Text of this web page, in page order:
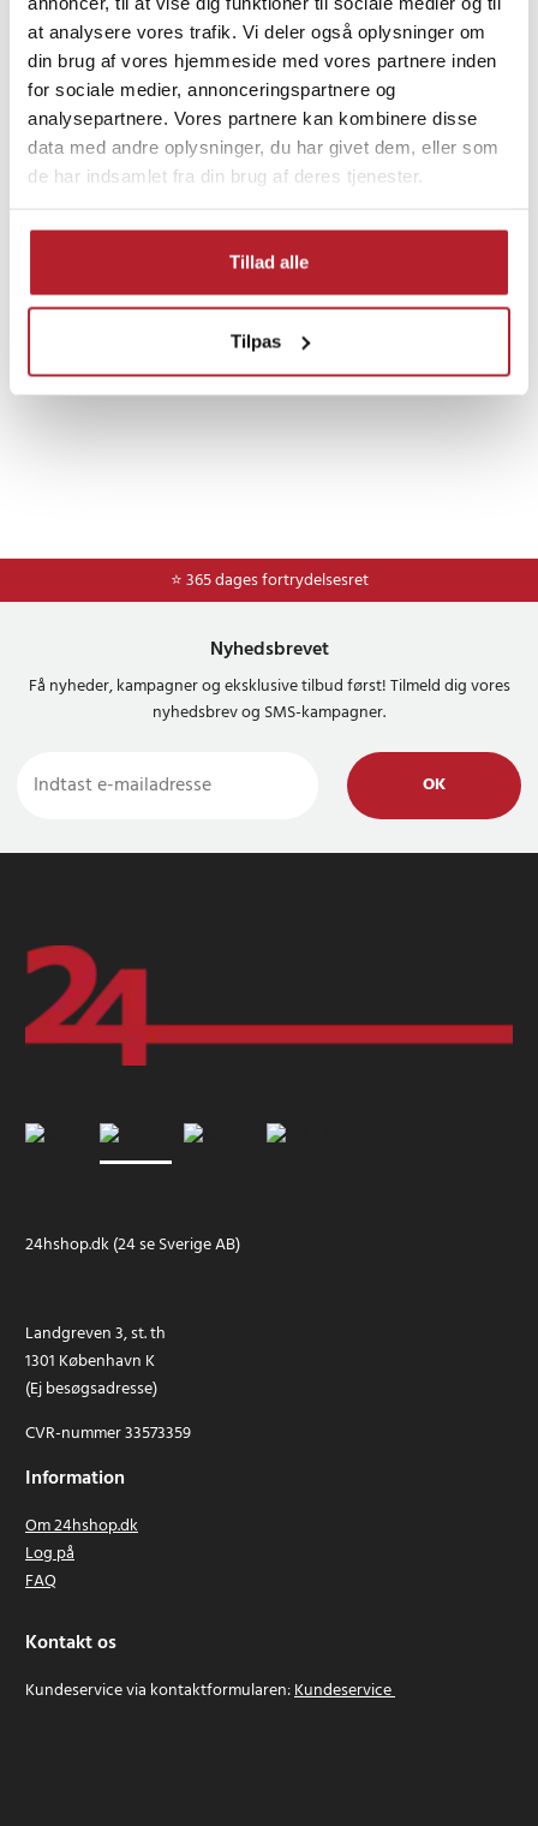
at analysere vores trafik. Vi deler også oplysninger om
din brug af vores hjemmeside med vores partnere inden
for sociale medier, annonceringspartnere og
analysepartnere. Vores partnere kan kombinere disse
data med andre oplysninger, du har givet dem, eller som
de har indsamlet fra din brug af deres tjenester.
Tillad alle
Tilpas
Finde gode tilbud
Laptop Batterier HP Batterier
Laptoptilbehør
⭐ 365 dages fortrydelsesret
Nyhedsbrevet
Få nyheder, kampagner og eksklusive tilbud først! Tilmeld dig vores
nyhedsbrev og SMS-kampagner.
OK
24hshop.dk (24 se Sverige AB)
Landgreven 3, st. th
1301 København K
(Ej besøgsadresse)
CVR-nummer 33573359
Information
Om 24hshop.dk
Log på
FAQ
Kontakt os
Kundeservice via kontaktformularen:Kundeservice